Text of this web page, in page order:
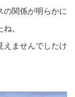
の関係が明らかに
。
えませんでしたけ